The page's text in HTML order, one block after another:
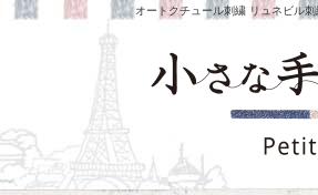
オートクチュール刺繍 リュネビル